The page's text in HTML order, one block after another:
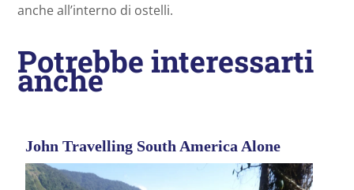
anche all’interno di ostelli.
Potrebbe interessarti
anche
John Travelling South America Alone